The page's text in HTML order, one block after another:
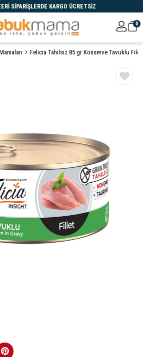
SİPARİŞLERDE KARGO ÜCRETSİZ
0
Felicia Tahılsız 85 gr Konserve Tavuklu
Öne Çıkanlar